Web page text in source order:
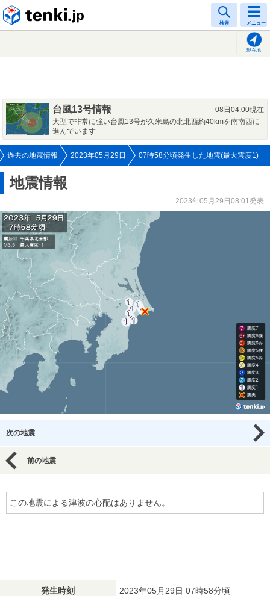
検索 メニュー
現在地
台風13号情報
08日04:00現在
大型で非常に強い台風13号が久米島の北北西約40kmを南南西に
進んでいます
過去の地震情報 2023年05月29日 07時58分頃発生した地震(最大震度1)
地震情報
2023年05月29日08:01発表
次の地震
前の地震
この地震による津波の心配はありません。
発生時刻 2023年05月29日 07時58分頃